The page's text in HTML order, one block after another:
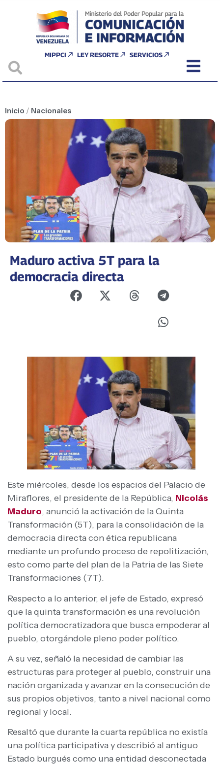
MIPPCI LEY RESORTE SERVICIOS
Inicio / Nacionales
Maduro activa 5T para la
democracia directa
Este miércoles, desde los espacios del Palacio de
Miraflores, el presidente de la República, Nicolás
Maduro, anunció la activación de la Quinta
Transformación (5T), para la consolidación de la
democracia directa con ética republicana
mediante un profundo proceso de repolitización,
esto como parte del plan de la Patria de las Siete
Transformaciones (7T).
Respecto a lo anterior, el jefe de Estado, expresó
que la quinta transformación es una revolución
política democratizadora que busca empoderar al
pueblo, otorgándole pleno poder político.
A su vez, señaló la necesidad de cambiar las
estructuras para proteger al pueblo, construir una
nación organizada y avanzar en la consecución de
sus propios objetivos, tanto a nivel nacional como
regional y local.
Resaltó que durante la cuarta república no existía
una política participativa y describió al antiguo
Estado burgués como una entidad desconectada